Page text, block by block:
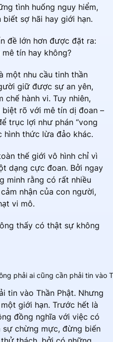
tình huống nguy hiểm,
sợ hãi hay giới hạn.
đề lớn hơn được đặt ra:
tín hay không?
một nhu cầu tinh thần
giữ được sự an yên,
hành vi. Tuy nhiên,
rõ với mê tín dị đoan –
trục lợi như phán “vong
hình thức lừa đảo khác.
thế giới vô hình chỉ vì
dạng cực đoan. Bởi ngay
minh rằng có rất nhiều
nhận của con người,
vi mô.
thấy có thật sự không
phải ai cũng cần phải tin
tin vào Thần Phật. Nhưng
giới hạn. Trước hết là
đồng nghĩa với việc có
sự chừng mực, đừng biến